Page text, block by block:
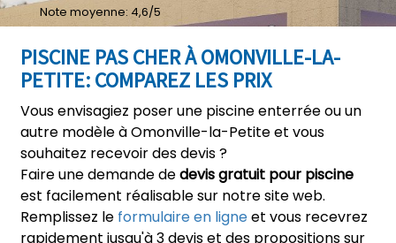
PISCINE PAS CHER À OMONVILLE-LA-
PETITE: COMPAREZ LES PRIX
Vous envisagiez poser une piscine enterrée ou un
autre modèle à Omonville-la-Petite et vous
souhaitez recevoir des devis ?
Faire une demande dedevis gratuit pour piscine
est facilement réalisable sur notre site web.
Remplissez le formulaire en ligneet vous recevrez
rapidement jusqu'à 3 devis et des propositions sur
Note moyenne: 4,6/5